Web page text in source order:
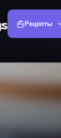
Рецепты